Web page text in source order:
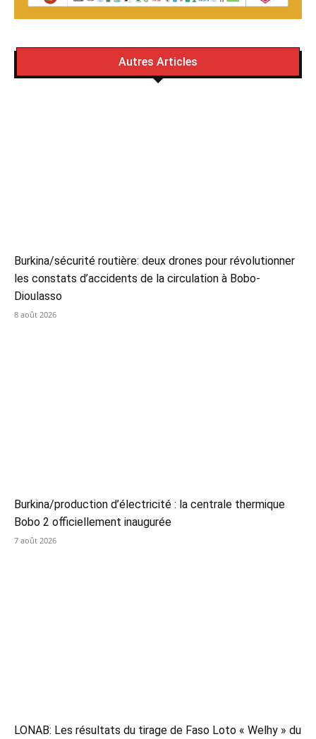
Autres Articles
Burkina/sécurité routière: deux drones pour révolutionner
les constats d’accidents de la circulation à Bobo-
Dioulasso
8 août 2026
Burkina/production d’électricité : la centrale thermique
Bobo 2 officiellement inaugurée
7 août 2026
LONAB: Les résultats du tirage de Faso Loto « Welhy » du